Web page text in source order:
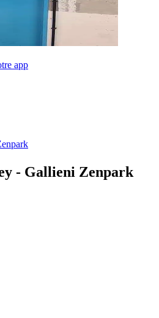
app
- Gallieni Zenpark